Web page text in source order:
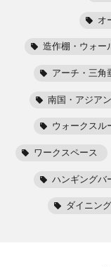
オ
造作棚・ウォー
アーチ・三角
南国・アジア
ウォークスル
ワークスペース
ハンギングバ
ダイニン